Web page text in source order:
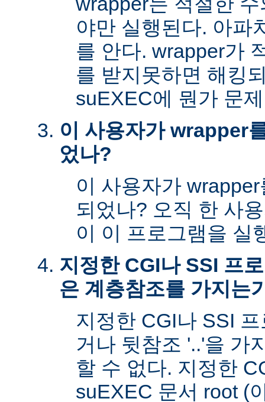
야만 실행된다. 아파
를 안다. wrapper가
를 받지못하면 해킹
suEXEC에 뭔가 문
이 사용자가 wrapper
었나?
이 사용자가
되었나? 오직 한 사
이 이 프로그램을 실
지정한 CGI나 SSI 프
은 계층참조를 가지는
지정한 CGI나 SSI
거나 뒷참조 '..'을 가
할 수 없다. 지정한
suEXEC 문서 root (